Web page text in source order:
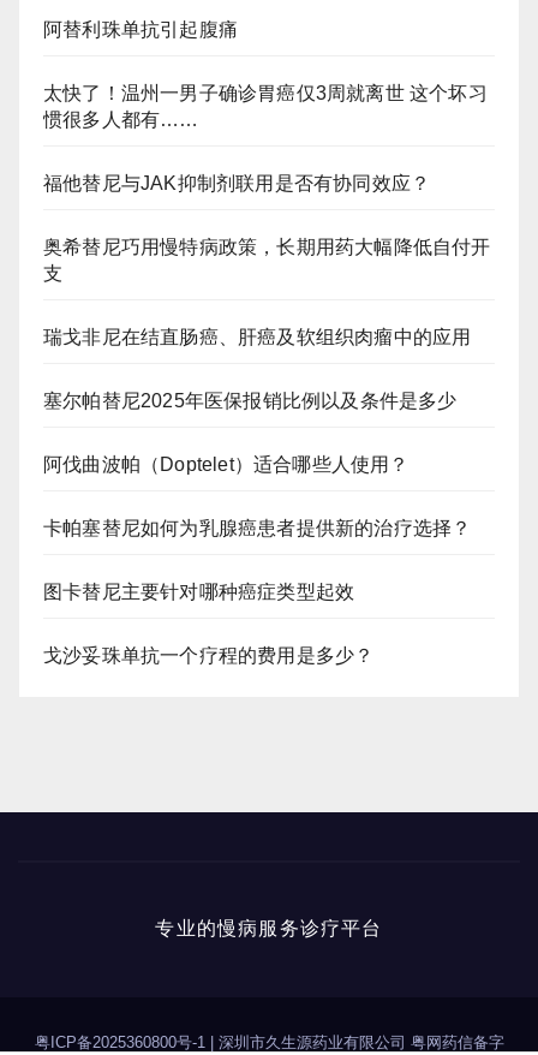
阿替利珠单抗引起腹痛
太快了！温州一男子确诊胃癌仅3周就离世 这个坏习
惯很多人都有……
福他替尼与JAK抑制剂联用是否有协同效应？
奥希替尼巧用慢特病政策，长期用药大幅降低自付开
支
瑞戈非尼在结直肠癌、肝癌及软组织肉瘤中的应用
塞尔帕替尼2025年医保报销比例以及条件是多少
阿伐曲波帕（Doptelet）适合哪些人使用？
卡帕塞替尼如何为乳腺癌患者提供新的治疗选择？
图卡替尼主要针对哪种癌症类型起效
戈沙妥珠单抗一个疗程的费用是多少？
专业的慢病服务诊疗平台
粤ICP备2025360800号-1 深圳市久生源药业有限公司 粤网药信备字